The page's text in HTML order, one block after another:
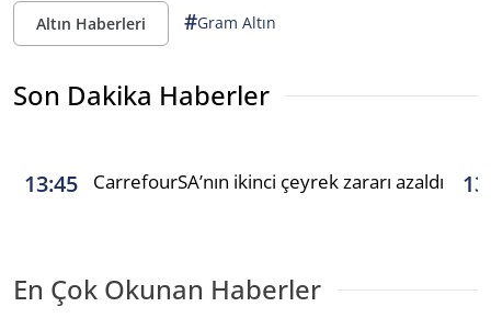
Altın Haberleri #Gram Altın
Son Dakika Haberler
13:45 CarrefourSA’nın ikinci çeyrek zararı azaldı
En Çok Okunan Haberler